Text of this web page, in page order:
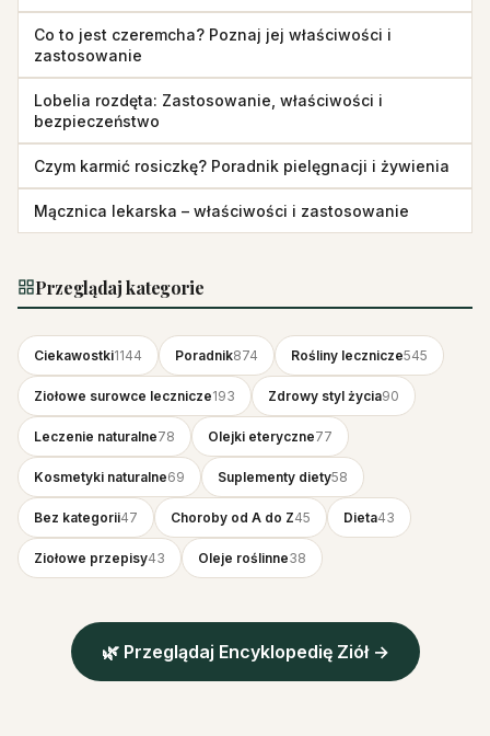
Co to jest czeremcha? Poznaj jej właściwości i
zastosowanie
Lobelia rozdęta: Zastosowanie, właściwości i
bezpieczeństwo
Czym karmić rosiczkę? Poradnik pielęgnacji i żywienia
Mącznica lekarska – właściwości i zastosowanie
Przeglądaj kategorie
Ciekawostki1144 Poradnik874 Rośliny lecznicze545
Ziołowe surowce lecznicze193 Zdrowy styl życia90
Leczenie naturalne78 Olejki eteryczne77
Kosmetyki naturalne69 Suplementy diety58
Bez kategorii47 Choroby od A do Z45 Dieta43
Ziołowe przepisy43 Oleje roślinne38
🌿 Przeglądaj Encyklopedię Ziół →